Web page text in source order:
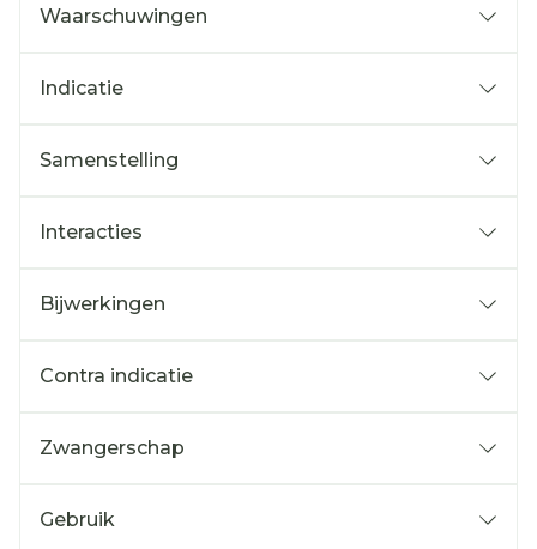
Waarschuwingen
Indicatie
Samenstelling
Interacties
Bijwerkingen
Contra indicatie
Zwangerschap
Gebruik